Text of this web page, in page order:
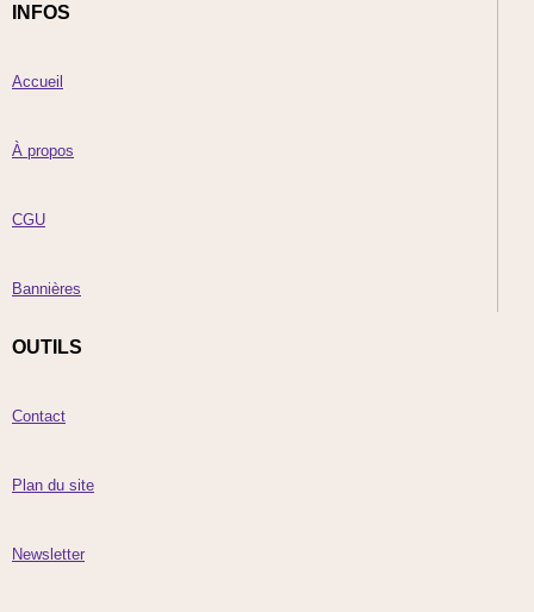
INFOS
Accueil
À propos
CGU
Bannières
OUTILS
Contact
Plan du site
Newsletter